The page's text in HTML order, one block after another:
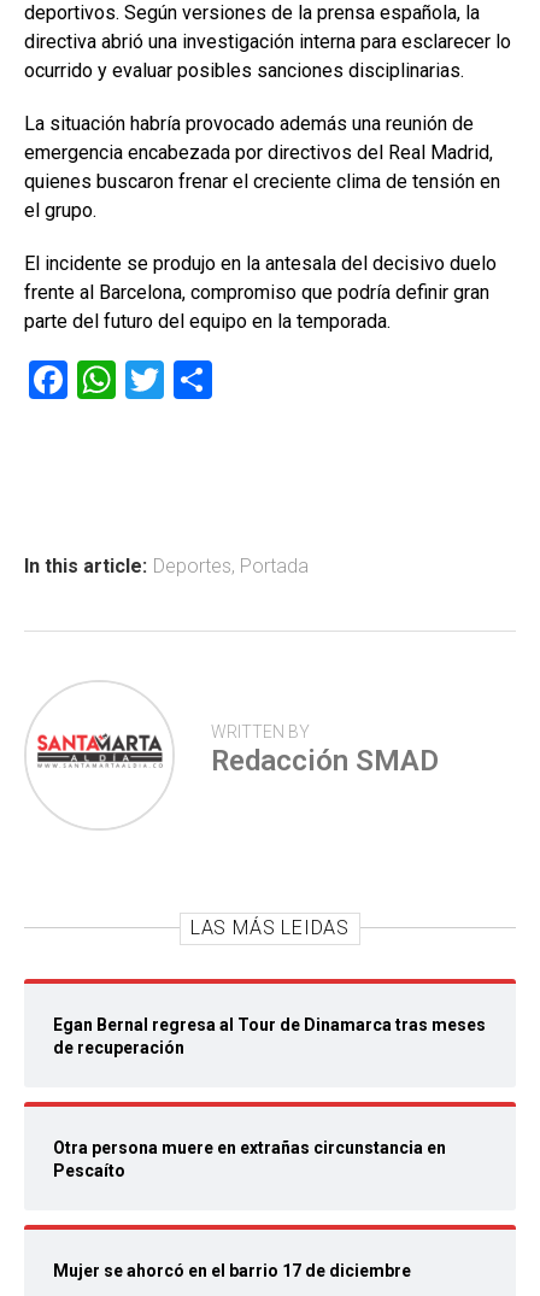
deportivos. Según versiones de la prensa española, la
directiva abrió una investigación interna para esclarecer lo
ocurrido y evaluar posibles sanciones disciplinarias.
La situación habría provocado además una reunión de
emergencia encabezada por directivos del Real Madrid,
quienes buscaron frenar el creciente clima de tensión en
el grupo.
El incidente se produjo en la antesala del decisivo duelo
frente al Barcelona, compromiso que podría definir gran
parte del futuro del equipo en la temporada.
F
ok
W
p
T
tir
In this article: Deportes, Portada
WRITTEN BY
Redacción SMAD
LAS MÁS LEIDAS
Egan Bernal regresa al Tour de Dinamarca tras meses
de recuperación
Otra persona muere en extrañas circunstancia en
Pescaíto
Mujer se ahorcó en el barrio 17 de diciembre